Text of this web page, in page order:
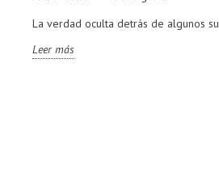
La verdad oculta detrás de algunos
Leer más